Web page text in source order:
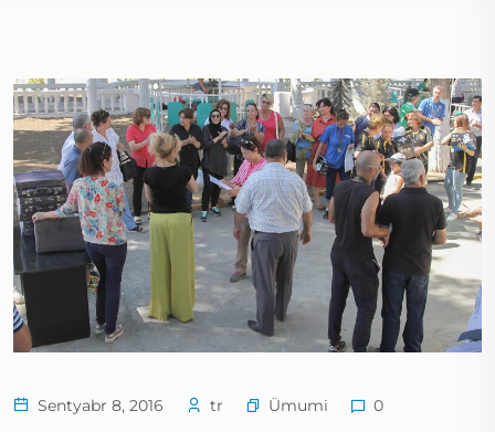
Sentyabr 8, 2016 tr Ümumi 0